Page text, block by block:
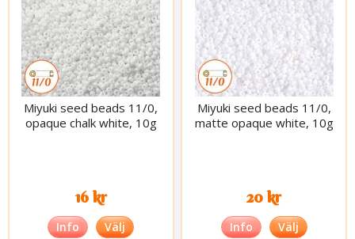
Miyuki seed beads 11/0,
opaque chalk white, 10g
16 kr
Info Välj
Miyuki seed beads 11/0,
matte opaque white, 10g
20 kr
Info Välj